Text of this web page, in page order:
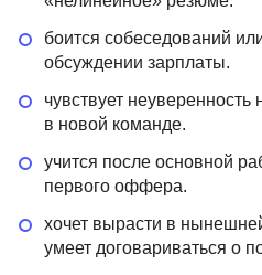
боится собеседований
обсуждении зарплаты.
чувствует
в новой команде.
учится после основной
первого оффера.
хочет вырасти в
умеет договариваться о